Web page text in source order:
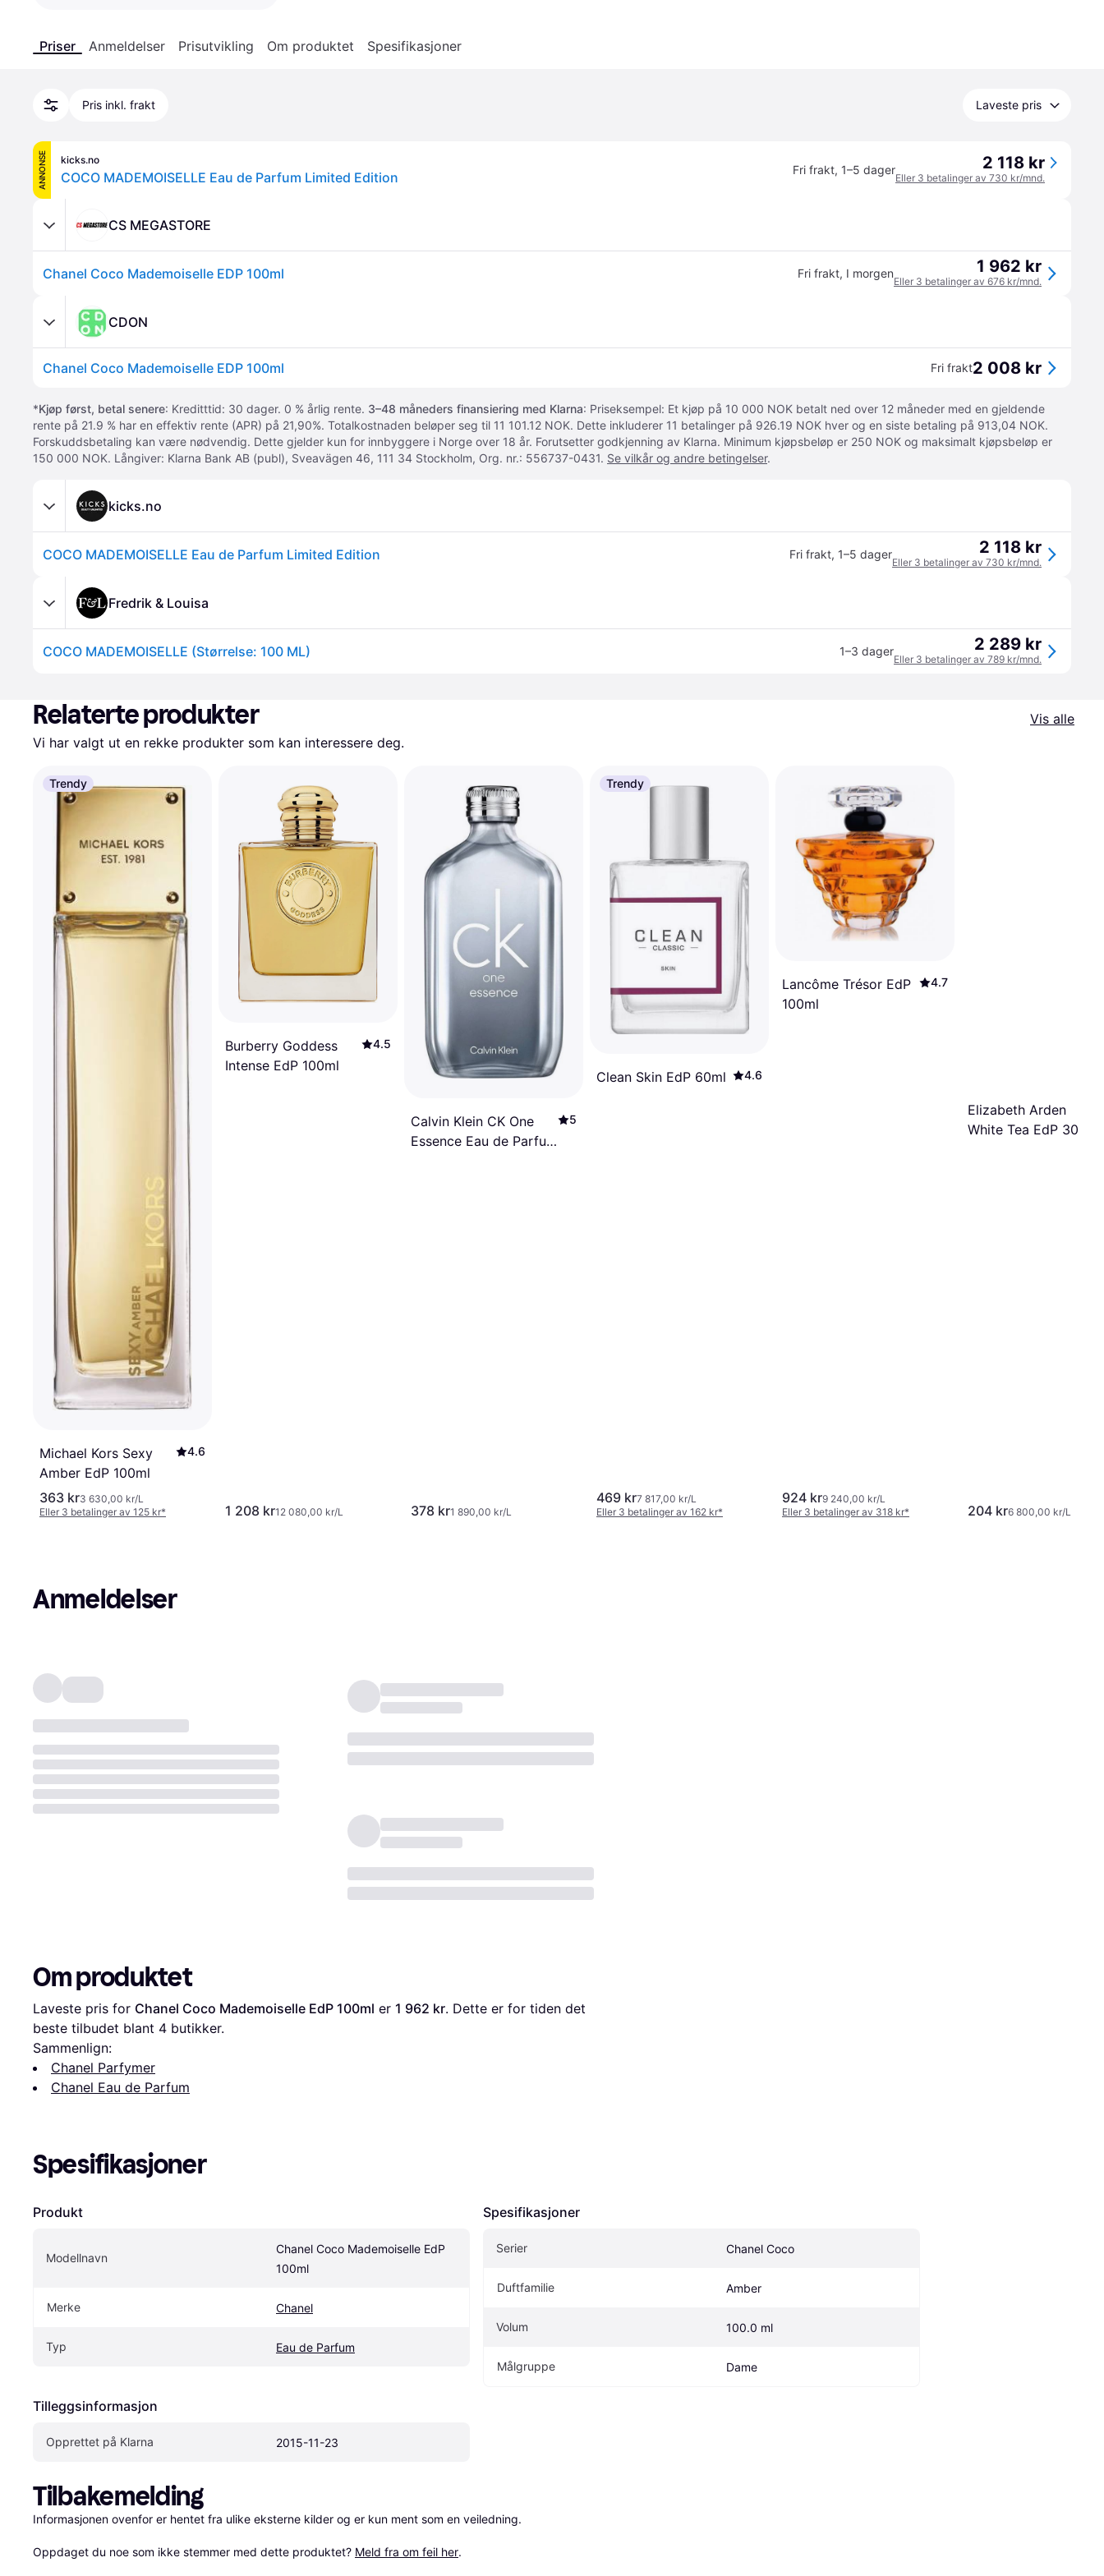
Priser Anmeldelser Prisutvikling Om produktet Spesifikasjoner
Pris inkl. frakt Laveste pris
ANNONSE kicks.no
COCO MADEMOISELLE Eau de Parfum Limited Edition Fri frakt, 1–5 dager 2 118 kr
Eller 3 betalinger av 730 kr/mnd.
CS MEGASTORE
Chanel Coco Mademoiselle EDP 100ml Fri frakt, I morgen 1 962 kr
Eller 3 betalinger av 676 kr/mnd.
CDON
Chanel Coco Mademoiselle EDP 100ml Fri frakt2 008 kr
*Kjøp først, betal senere: Kreditttid: 30 dager. 0 % årlig rente. 3–48 måneders finansiering med Klarna: Priseksempel: Et kjøp på 10 000 NOK betalt ned over 12 måneder med en gjeldende
rente på 21.9 % har en effektiv rente (APR) på 21,90%. Totalkostnaden beløper seg til 11 101.12 NOK. Dette inkluderer 11 betalinger på 926.19 NOK hver og en siste betaling på 913,04 NOK.
Forskuddsbetaling kan være nødvendig. Dette gjelder kun for innbyggere i Norge over 18 år. Forutsetter godkjenning av Klarna. Minimum kjøpsbeløp er 250 NOK og maksimalt kjøpsbeløp er
150 000 NOK. Långiver: Klarna Bank AB (publ), Sveavägen 46, 111 34 Stockholm, Org. nr.: 556737-0431. Se vilkår og andre betingelser.
kicks.no
COCO MADEMOISELLE Eau de Parfum Limited Edition Fri frakt, 1–5 dager 2 118 kr
Eller 3 betalinger av 730 kr/mnd.
Fredrik & Louisa
COCO MADEMOISELLE (Størrelse: 100 ML) 1–3 dager 2 289 kr
Eller 3 betalinger av 789 kr/mnd.
Relaterte produkter
Vis alle
Vi har valgt ut en rekke produkter som kan interessere deg.
Trendy
Michael Kors Sexy
Amber EdP 100ml
4.6
363 kr3 630,00 kr/L
Eller 3 betalinger av 125 kr*
Burberry Goddess
Intense EdP 100ml
4.5
1 208 kr12 080,00 kr/L
Calvin Klein CK One
Essence Eau de Parfum
5
378 kr1 890,00 kr/L
Trendy
Clean Skin EdP 60ml 4.6
469 kr7 817,00 kr/L
Eller 3 betalinger av 162 kr*
Lancôme Trésor EdP
100ml
4.7
924 kr9 240,00 kr/L
Eller 3 betalinger av 318 kr*
Elizabeth Arden
White Tea EdP 30ml
204 kr6 800,00 kr/L
Anmeldelser
Om produktet
Laveste pris for Chanel Coco Mademoiselle EdP 100ml er 1 962 kr. Dette er for tiden det
beste tilbudet blant 4 butikker.
Sammenlign:
Chanel Parfymer
Chanel Eau de Parfum
Spesifikasjoner
Produkt
Modellnavn
Chanel Coco Mademoiselle EdP
100ml
Merke Chanel
Typ Eau de Parfum
Tilleggsinformasjon
Opprettet på Klarna 2015-11-23
Spesifikasjoner
Serier Chanel Coco
Duftfamilie Amber
Volum 100.0 ml
Målgruppe Dame
Tilbakemelding
Informasjonen ovenfor er hentet fra ulike eksterne kilder og er kun ment som en veiledning.
Oppdaget du noe som ikke stemmer med dette produktet? Meld fra om feil her.